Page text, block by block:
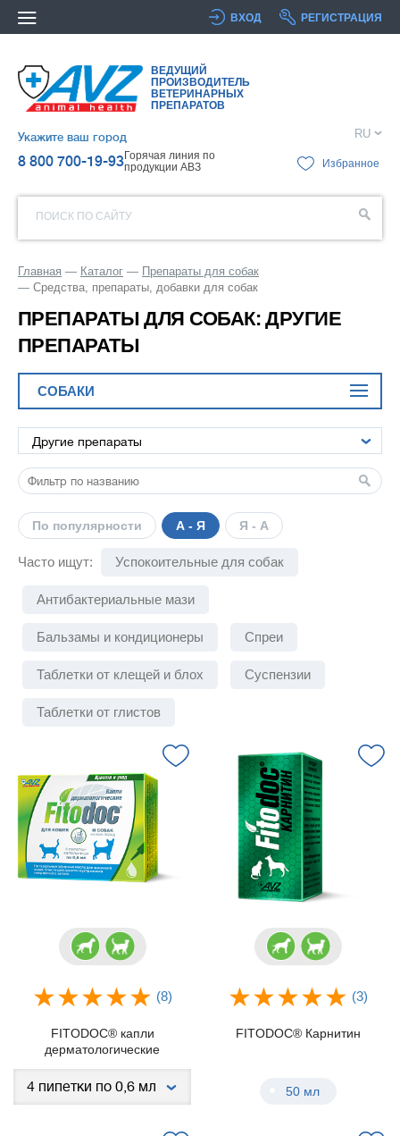
ВХОД РЕГИСТРАЦИЯ
ВЕДУЩИЙ
ПРОИЗВОДИТЕЛЬ
ВЕТЕРИНАРНЫХ
ПРЕПАРАТОВ
Укажите ваш город
8 800 700-19-93Горячая линия по
продукции АВЗ
RU
Избранное
ПОИСК ПО САЙТУ
Главная Каталог
Препараты для собак
Средства, препараты, добавки для собак
ПРЕПАРАТЫ ДЛЯ СОБАК: ДРУГИЕ
ПРЕПАРАТЫ
СОБАКИ
По популярности А - Я Я - А
Часто ищут: Успокоительные для собак
Антибактериальные мази
Бальзамы и кондиционеры Спреи
Таблетки от клещей и блох Суспензии
Таблетки от глистов
(8)
FITODOC® капли
дерматологические
(3)
FITODOC® Карнитин
50 мл